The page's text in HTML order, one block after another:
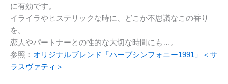
に有効です。
イライラやヒステリックな時に、どこか不思議なこの香り
を。
恋人やパートナーとの性的な大切な時間にも…。
参照： オリジナルブレンド「ハーブシンフォニー1991」＜サ
ラスヴァティ＞